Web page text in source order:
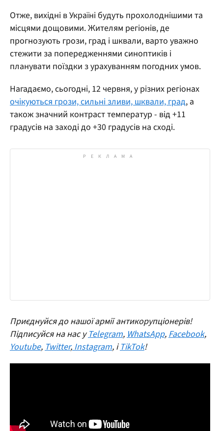
Отже, вихідні в Україні будуть прохолоднішими та
місцями дощовими. Жителям регіонів, де
прогнозують грози, град і шквали, варто уважно
стежити за попередженнями синоптиків і
планувати поїздки з урахуванням погодних умов.
Нагадаємо, сьогодні, 12 червня, у різних регіонах
очікуються грози, сильні зливи, шквали, град, а
також значний контраст температур - від +11
градусів на заході до +30 градусів на сході.
Приєднуйся до нашої армії антикорупціонерів!
Підписуйся на нас уTelegram,WhatsApp,Facebook,
Youtube,Twitter,Instagram, іTikTok!